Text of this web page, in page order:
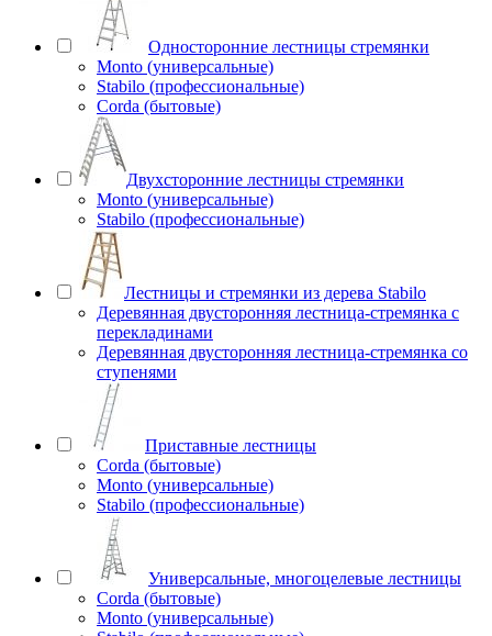
Односторонние лестницы стремянки
Monto (универсальные)
Stabilo (профессиональные)
Corda (бытовые)
Двухсторонние лестницы стремянки
Monto (универсальные)
Stabilo (профессиональные)
Лестницы и стремянки из дерева Stabilo
Деревянная двусторонняя лестница-стремянка с
перекладинами
Деревянная двусторонняя лестница-стремянка со
ступенями
Приставные лестницы
Corda (бытовые)
Monto (универсальные)
Stabilo (профессиональные)
Универсальные, многоцелевые лестницы
Corda (бытовые)
Monto (универсальные)